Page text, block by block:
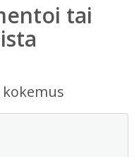
tai